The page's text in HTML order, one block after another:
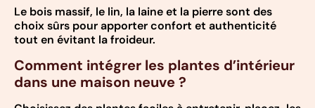
Le bois massif, le lin, la laine et la pierre sont des
choix sûrs pour apporter confort et authenticité
tout en évitant la froideur.
Comment intégrer les plantes d’intérieur
dans une maison neuve ?